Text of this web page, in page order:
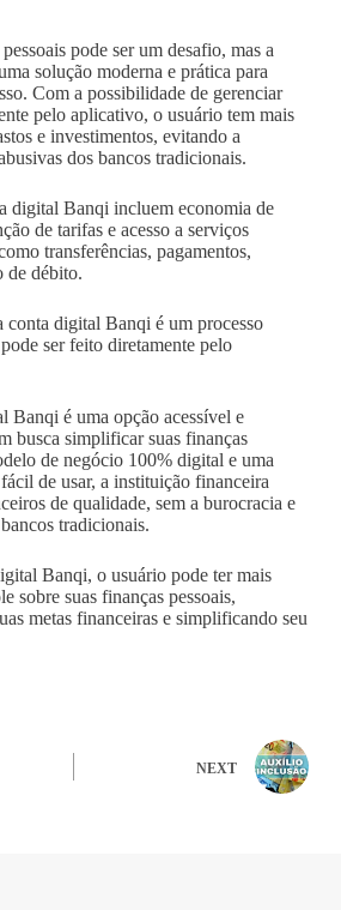
pode ser um desafio, mas a
solução moderna e prática para
Com a possibilidade de gerenciar
pelo aplicativo, o usuário tem mais
e investimentos, evitando a
dos bancos tradicionais.
digital Banqi incluem economia de
de tarifas e acesso a serviços
transferências, pagamentos,
de débito.
conta digital Banqi é um processo
ser feito diretamente pelo
Banqi é uma opção acessível e
busca simplificar suas finanças
de negócio 100% digital e uma
de usar, a instituição financeira
de qualidade, sem a burocracia e
tradicionais.
Banqi, o usuário pode ter mais
sobre suas finanças pessoais,
metas financeiras e simplificando seu
NEXT